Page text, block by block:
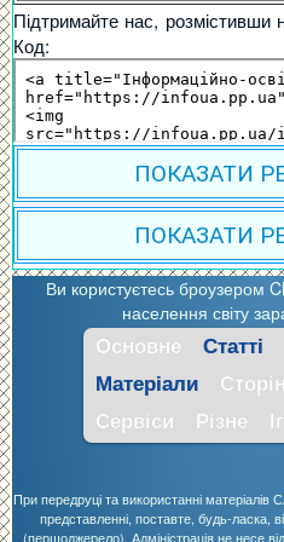
Підтримайте нас, розмістивши
Код:
ПОКАЗАТИ
ПОКАЗАТИ
Ви користуєтесь броузером
населення світу
Основне Статті
Матеріали
Сервіси
Різне
При передруці та використанні
представленні, поставте, будь-ласка,
(першоджерело). Адміністрація не несе